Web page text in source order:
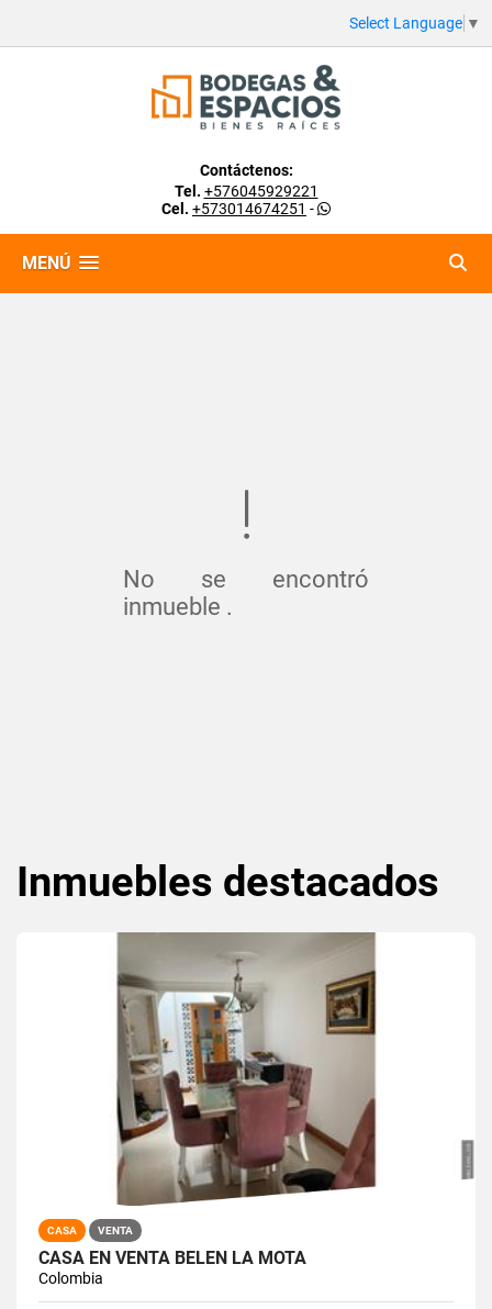
Select Language ▼
Contáctenos:
Tel. +576045929221
Cel. +573014674251 -
MENÚ
No se encontró
inmueble .
Inmuebles destacados
CASA VENTA
CASA EN VENTA BELÉN LA MOTA
Colombia